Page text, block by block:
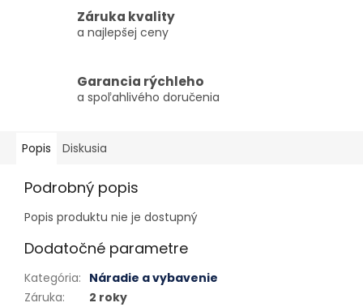
Záruka kvality
a najlepšej ceny
Garancia rýchleho
a spoľahlivého doručenia
Popis Diskusia
Podrobný popis
Popis produktu nie je dostupný
Dodatočné parametre
Kategória: Náradie a vybavenie
Záruka:
2 roky